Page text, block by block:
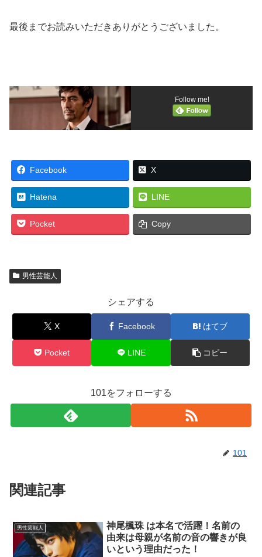
最後までお読みいただきありがとうございました。
Follow me!
Facebook X
Hatena LINE
Pocket Copy
男性芸能人
シェアする
X Facebook はてブ
Pocket LINE コピー
101をフォローする
101
関連記事
男性芸能人
神尾楓珠 は本名で活躍！名前の
由来は母親が名前の音の響きが良
いという理由だった！